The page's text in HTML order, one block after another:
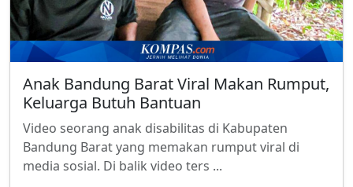
Anak Bandung Barat Viral Makan Rumput,
Keluarga Butuh Bantuan
Video seorang anak disabilitas di Kabupaten
Bandung Barat yang memakan rumput viral di
media sosial. Di balik video ters ...